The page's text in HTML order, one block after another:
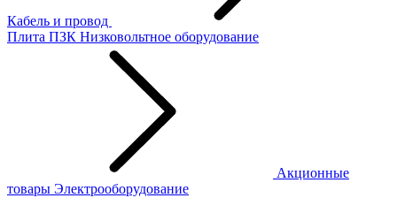
Кабель и провод
Плита ПЗК Низковольтное оборудование
Акционные
товары Электрооборудование